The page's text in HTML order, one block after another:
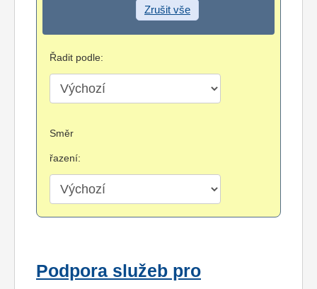
Zrušit vše
Řadit podle:
Směr
řazení:
Podpora služeb pro